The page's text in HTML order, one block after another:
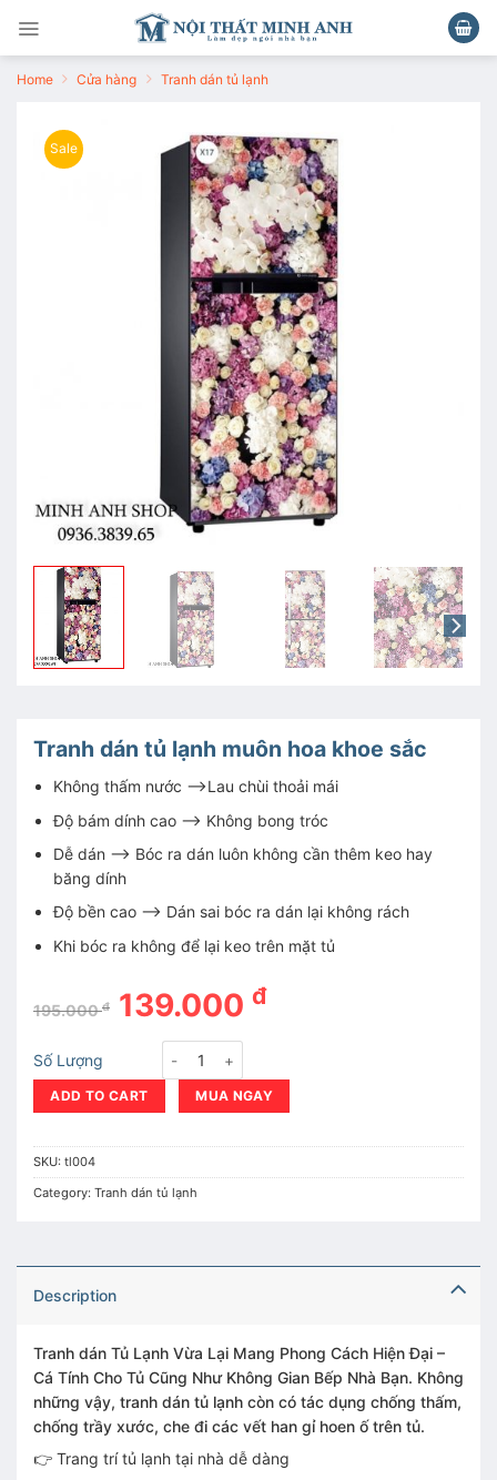
đến
nội
dung
Home Cửa hàng Tranh dán tủ lạnh
Sale
Tranh dán tủ lạnh muôn hoa khoe sắc
Không thấm nước –>Lau chùi thoải mái
Độ bám dính cao –> Không bong tróc
Dễ dán –> Bóc ra dán luôn không cần thêm keo hay
băng dính
Độ bền cao –> Dán sai bóc ra dán lại không rách
Khi bóc ra không để lại keo trên mặt tủ
195.000đ 139.000đ
Số Lượng Tranh dán tủ lạnh muôn hoa khoe sắc quantity
ADD TO CART MUA NGAY
SKU: tl004
Category: Tranh dán tủ lạnh
Description
Tranh dán Tủ Lạnh Vừa Lại Mang Phong Cách Hiện Đại –
Cá Tính Cho Tủ Cũng Như Không Gian Bếp Nhà Bạn. Không
những vậy, tranh dán tủ lạnh còn có tác dụng chống thấm,
chống trầy xước, che đi các vết han gỉ hoen ố trên tủ.
👉 Trang trí tủ lạnh tại nhà dễ dàng